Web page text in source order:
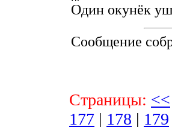
Один окунёк
Сообщение
Страницы: <<
177 | 178 | 179